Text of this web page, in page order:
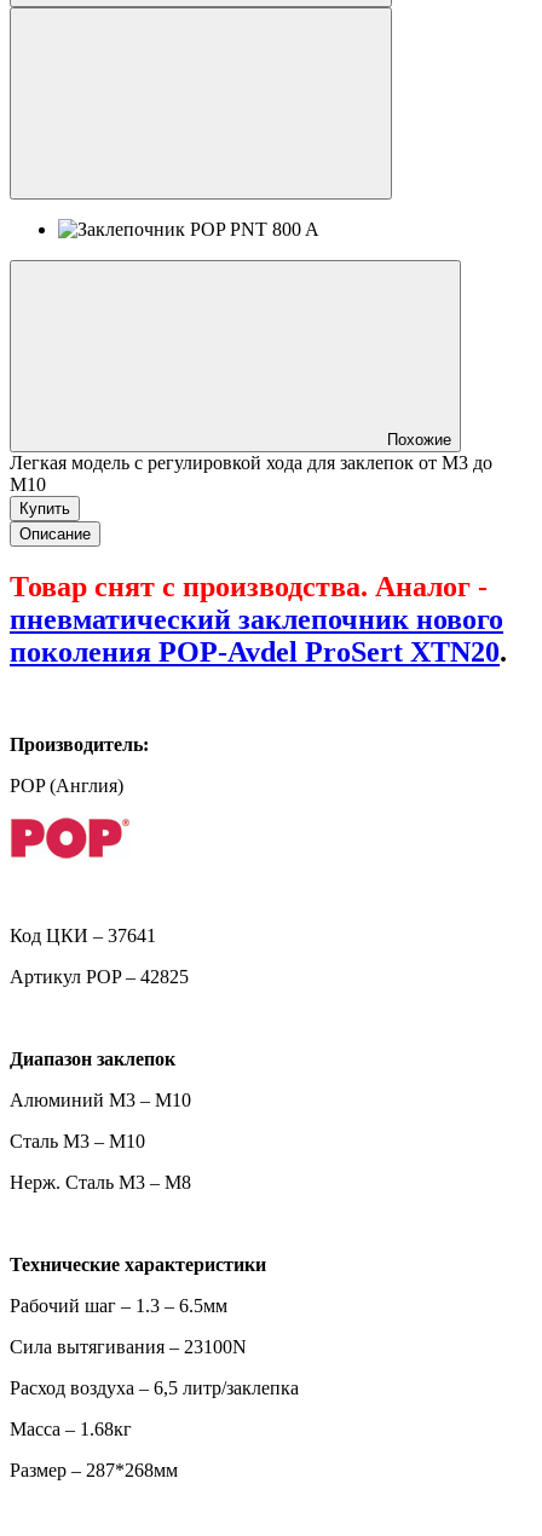
Похожие
Легкая модель с регулировкой хода для заклепок от М3 до
М10
Купить
Описание
Товар снят с производства. Аналог -
пневматический заклепочник нового
поколения POP-Avdel ProSert XTN20.
Производитель:
POP (Англия)
Код ЦКИ – 37641
Артикул POP – 42825
Диапазон заклепок
Алюминий М3 – М10
Сталь М3 – М10
Нерж. Сталь М3 – М8
Технические характеристики
Рабочий шаг – 1.3 – 6.5мм
Сила вытягивания – 23100N
Расход воздуха – 6,5 литр/заклепка
Масса – 1.68кг
Размер – 287*268мм